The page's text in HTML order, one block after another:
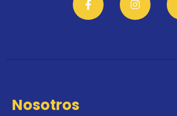
Nosotros